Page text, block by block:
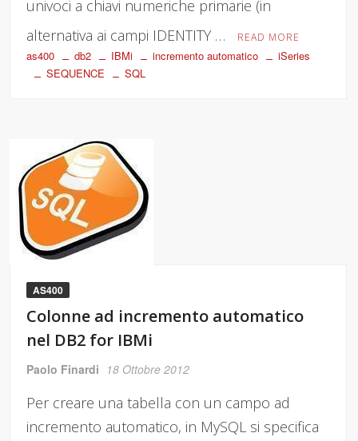
univoci a chiavi numeriche primarie (in
alternativa ai campi IDENTITY …
READ MORE
as400 db2 IBMi incremento automatico
iSeries
SEQUENCE
SQL
AS400
Colonne ad incremento automatico
nel DB2 for IBMi
Paolo Finardi 18 Ottobre 2012
Per creare una tabella con un campo ad
incremento automatico, in MySQL si specifica